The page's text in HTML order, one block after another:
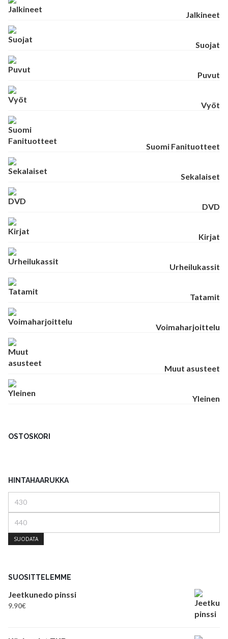
Jalkineet
Suojat
Puvut
Vyöt
Suomi Fanituotteet
Sekalaiset
DVD
Kirjat
Urheilukassit
Tatamit
Voimaharjoittelu
Muut asusteet
Yleinen
OSTOSKORI
HINTAHAARUKKA
SUODATA
SUOSITTELEMME
Jeetkunedo pinssi
9.90€